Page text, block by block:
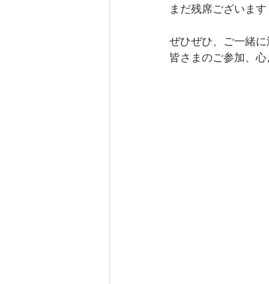
まだ残席ございま
ぜひぜひ、ご一緒
皆さまのご参加、